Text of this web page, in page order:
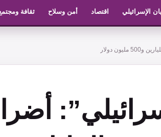
الإسرائيلي اقتصاد أمن وسلاح ثقافة
دولار